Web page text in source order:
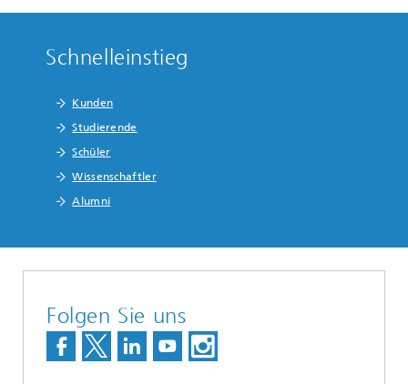
Schnelleinstieg
Kunden
Studierende
Schüler
Wissenschaftler
Alumni
Folgen Sie uns